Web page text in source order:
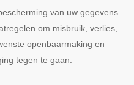
van uw gegevens
om misbruik, verlies,
openbaarmaking en
tegen te gaan.